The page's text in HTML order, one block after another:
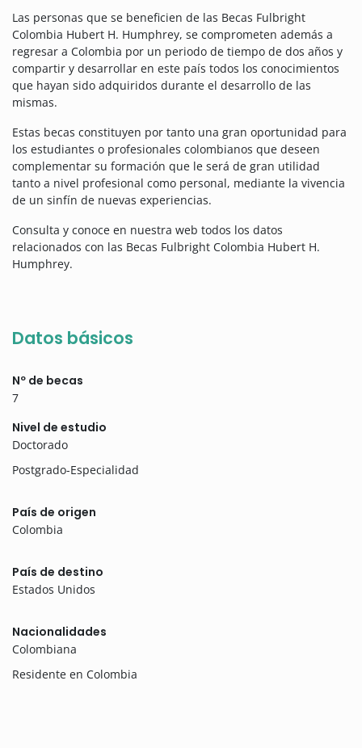
Las personas que se beneficien de las Becas Fulbright
Colombia Hubert H. Humphrey, se comprometen además a
regresar a Colombia por un periodo de tiempo de dos años y
compartir y desarrollar en este país todos los conocimientos
que hayan sido adquiridos durante el desarrollo de las
mismas.
Estas becas constituyen por tanto una gran oportunidad para
los estudiantes o profesionales colombianos que deseen
complementar su formación que le será de gran utilidad
tanto a nivel profesional como personal, mediante la vivencia
de un sinfín de nuevas experiencias.
Consulta y conoce en nuestra web todos los datos
relacionados con las Becas Fulbright Colombia Hubert H.
Humphrey.
Datos básicos
Nº de becas
7
Nivel de estudio
Doctorado
Postgrado-Especialidad
País de origen
Colombia
País de destino
Estados Unidos
Nacionalidades
Colombiana
Residente en Colombia